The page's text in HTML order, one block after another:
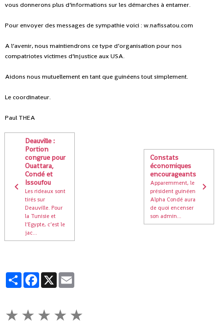
vous donnerons plus d’informations sur les démarches à entamer.
Pour envoyer des messages de sympathie voici : w.nafissatou.com
A l’avenir, nous maintiendrons ce type d’organisation pour nos
compatriotes victimes d’injustice aux USA.
Aidons nous mutuellement en tant que guinéens tout simplement.
Le coordinateur.
Paul THEA
Deauville :
Portion
congrue pour
Ouattara,
Condé et
Issoufou
Les rideaux sont
tirés sur
Deauville. Pour
la Tunisie et
l’Egypte, c’est le
jac...
Constats
économiques
encourageants
Apparemment, le
président guinéen
Alpha Condé aura
de quoi encenser
son admin...
PartagerFacebook
X
★ ★ ★ ★ ★